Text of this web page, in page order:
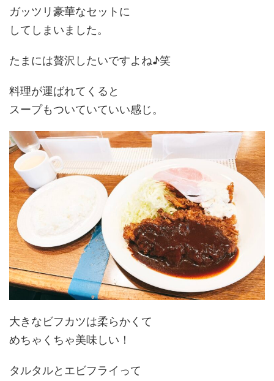
ガッツリ豪華なセットに
してしまいました。
たまには贅沢したいですよね♪笑
料理が運ばれてくると
スープもついていていい感じ。
大きなビフカツは柔らかくて
めちゃくちゃ美味しい！
タルタルとエビフライって